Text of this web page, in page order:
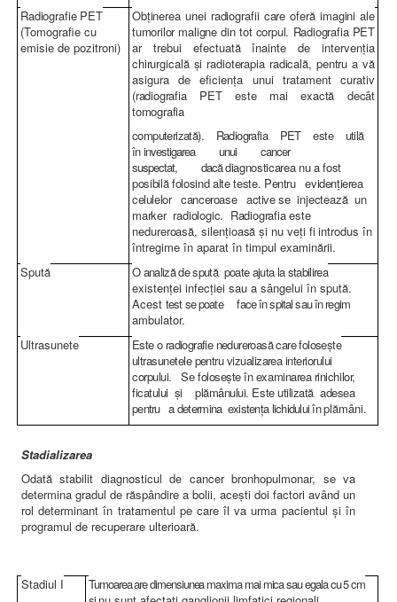
Radiografie PET
(Tomografie cu
emisie de pozitroni)
Obţinerea unei radiografii care oferă imagini ale
tumorilor maligne din tot corpul. Radiografia PET
ar trebui efectuată înainte de intervenţia
chirurgicală şi radioterapia radicală, pentru a vă
asigura de eficienţa unui tratament curativ
(radiografia PET este mai exactă decât
tomografia
computerizată). Radiografia PET este utilă
îninvestigarea unui cancer
suspectat, dacădiagnosticarea nu a fost
posibilă folosind alte teste. Pentru evidenţierea
celulelor canceroase activese injectează un
marker radiologic. Radiografiaeste
nedureroasă, silenţioasă şi nu veţi fi introdus în
întregime în aparat în timpul examinării.
Spută
O analiză de spută poate ajuta la stabilirea
existenţei infecţiei sau a sângelui în spută.
Acest test se poate face în spital sau în regim
ambulator.
Ultrasunete
Este o radiografie nedureroasă care foloseşte
ultrasunetele pentru vizualizarea interiorului
corpului. Se foloseşte în examinarea rinichilor,
ficatului şi plămânului. Este utilizată adesea
pentru a determina existenţa lichidului înplămâni.
Stadializarea
Odată stabilit diagnosticul de cancer bronhopulmonar, se va
determina gradul de răspândire a bolii, aceşti doi factori având un
rol determinant în tratamentul pe care îl va urma pacientul şi în
programul de recuperare ulterioară.
Stadiul I
Tumoarea are dimensiunea maxima mai mica sau egala cu 5 cm